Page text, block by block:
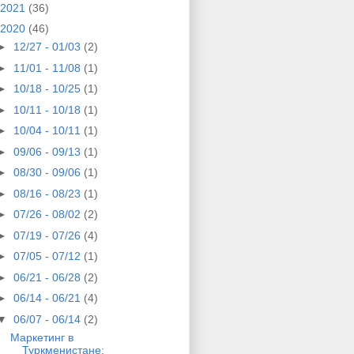
2021 (36)
2020 (46)
12/27 - 01/03 (2)
11/01 - 11/08 (1)
10/18 - 10/25 (1)
10/11 - 10/18 (1)
10/04 - 10/11 (1)
09/06 - 09/13 (1)
08/30 - 09/06 (1)
08/16 - 08/23 (1)
07/26 - 08/02 (2)
07/19 - 07/26 (4)
07/05 - 07/12 (1)
06/21 - 06/28 (2)
06/14 - 06/21 (4)
06/07 - 06/14 (2)
Маркетинг в
Туркменистане: